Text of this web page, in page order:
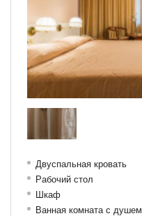
Двуспальная кровать
Рабочий стол
Шкаф
Ванная комната с душем